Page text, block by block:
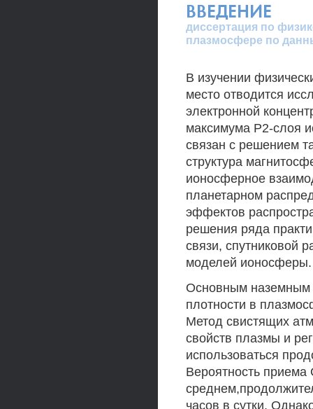
ВВЕДЕНИЕ
диссертация по
плазмосфере по
В изучении
место отводится
электронной
максимума Р2-слоя
связан с решением
структура
ионосферное
планетарном
эффектов
решения ряда
связи, спутниковой
моделей ионосферы.
Основным наземным
плотности в
Метод свистящих
свойств плазмы и
использоваться
Вероятность
часов в сутки.